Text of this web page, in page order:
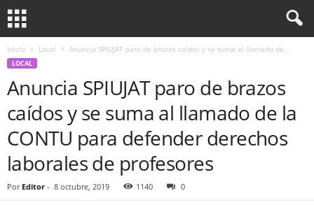
Inicio Local Anuncia SPIUJAT paro de brazos caídos y se suma al llamado de...
LOCAL
Anuncia SPIUJAT paro de brazos
caídos y se suma al llamado de la
CONTU para defender derechos
laborales de profesores
Por Editor - 8 octubre, 2019 1140 0